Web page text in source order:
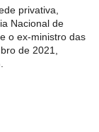
privativa,
Nacional de
o ex-ministro das
de 2021,